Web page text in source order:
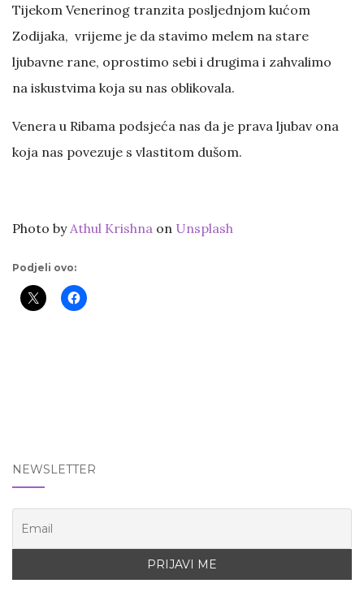
Tijekom Venerinog tranzita posljednjom kućom
Zodijaka, vrijeme je da stavimo melem na stare
ljubavne rane, oprostimo sebi i drugima i zahvalimo
na iskustvima koja su nas oblikovala.
Venera u Ribama podsjeća nas da je prava ljubav ona
koja nas povezuje s vlastitom dušom.
Photo by Athul Krishna on Unsplash
Podjeli ovo:
NEWSLETTER